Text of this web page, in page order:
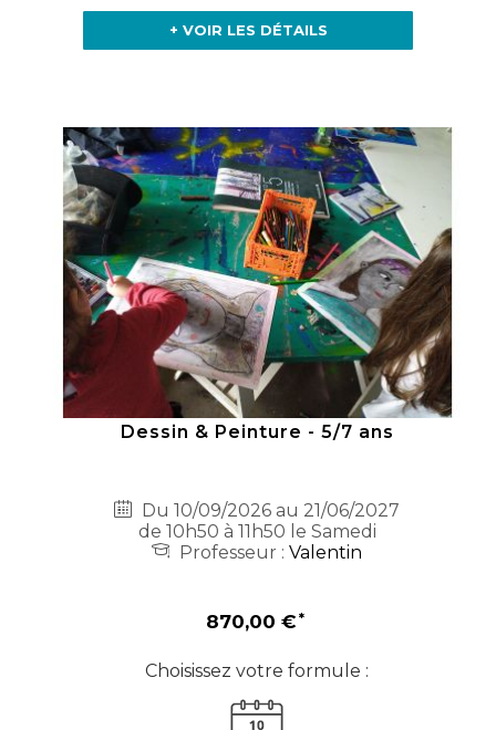
+ VOIR LES DÉTAILS
Dessin & Peinture - 5/7 ans
Du 10/09/2026 au 21/06/2027
de 10h50 à 11h50 le Samedi
Professeur :Valentin
870,00 €
Choisissez votre formule :